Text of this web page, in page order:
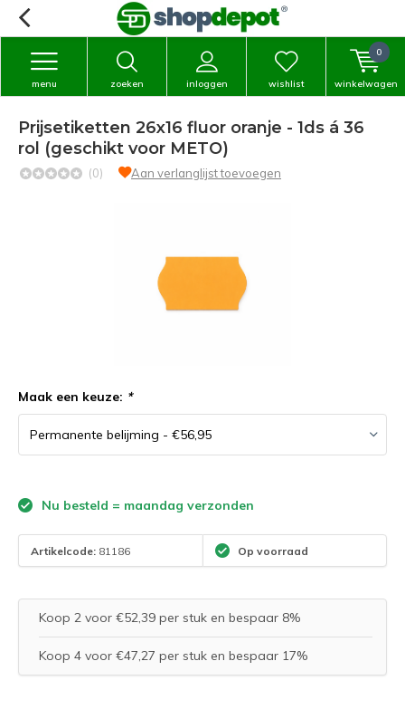
zoeken inloggen
menu wishlist winkelwagen
0
Prijsetiketten 26x16 fluor oranje - 1ds á 36
rol (geschikt voor METO)
(0) Aan verlanglijst toevoegen
Maak een keuze: *
Nu besteld = maandag verzonden
Artikelcode: 81186 Op voorraad
Koop 2 voor €52,39 per stuk en bespaar 8%
Koop 4 voor €47,27 per stuk en bespaar 17%